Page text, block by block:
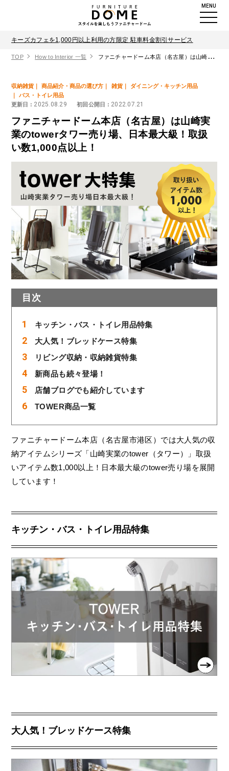
MENU
キーズカフェを1,000円以上利用の方限定 駐車料金割引サービス
TOP How to Interior 一覧 ファニチャードーム本店（名古屋）は山崎実業のtowerタワー売り場、日本最大級！取扱い数1,000点以上！
収納雑貨 商品紹介・商品の選び方 雑貨
ダイニング・キッチン用品
バス・トイレ用品
更新日 : 2025.08.29 初回公開日 : 2022.07.21
ファニチャードーム本店（名古屋）は山崎実
業のtowerタワー売り場、日本最大級！取扱
い数1,000点以上！
目次
キッチン・バス・トイレ用品特集
大人気！ブレッドケース特集
リビング収納・収納雑貨特集
新商品も続々登場！
店舗ブログでも紹介しています
TOWER商品一覧
ファニチャードーム本店（名古屋市港区）では大人気の収
納アイテムシリーズ「山崎実業のtower（タワー）」取扱
いアイテム数1,000以上！日本最大級のtower売り場を展開
しています！
キッチン・バス・トイレ用品特集
大人気！ブレッドケース特集